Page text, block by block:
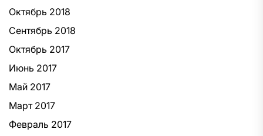
Октябрь 2018
Сентябрь 2018
Октябрь 2017
Июнь 2017
Май 2017
Март 2017
Февраль 2017